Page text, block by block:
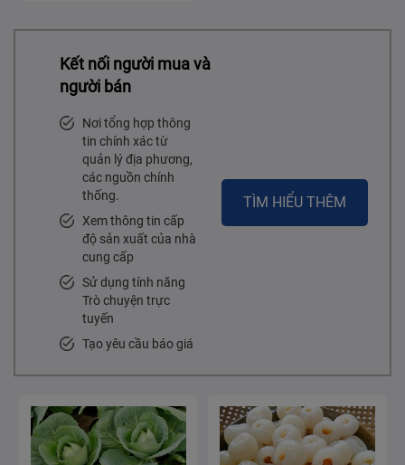
Kết nối người mua và
người bán
Nơi tổng hợp thông
tin chính xác từ
quản lý địa phương,
các nguồn chính
thống.
Xem thông tin cấp
độ sản xuất của nhà
cung cấp
Sử dụng tính năng
Trò chuyện trực
tuyến
Tạo yêu cầu báo giá
TÌM HIỂU THÊM